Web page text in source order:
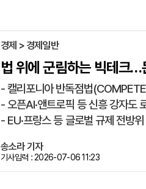
경제 > 경제일반
법 위에 군림하는 빅테크…
- 캘리포니아 반독점법
- 오픈AI·앤트로픽 등 신흥 강자도
- EU·프랑스 등 글로벌 규제 전방
송소라 기자
기사입력 : 2026-07-06 11:23